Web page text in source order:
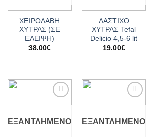
ΧΕΙΡΟΛΑΒΗ
ΧΥΤΡΑΣ (ΣΕ
ΕΛΕΙΨΗ)
38.00€
ΛΑΣΤΙΧΟ
ΧΥΤΡΑΣ Tefal
Delicio 4,5-6 lit
19.00€
ΕΞΑΝΤΛΗΜΈΝΟ ΕΞΑΝΤΛΗΜΈΝΟ